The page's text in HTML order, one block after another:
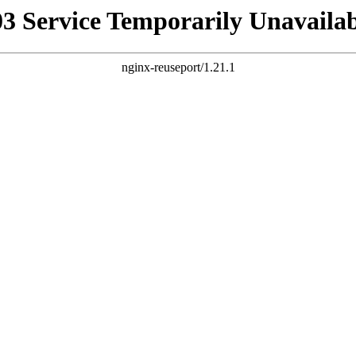
Service Temporarily
nginx-reuseport/1.21.1